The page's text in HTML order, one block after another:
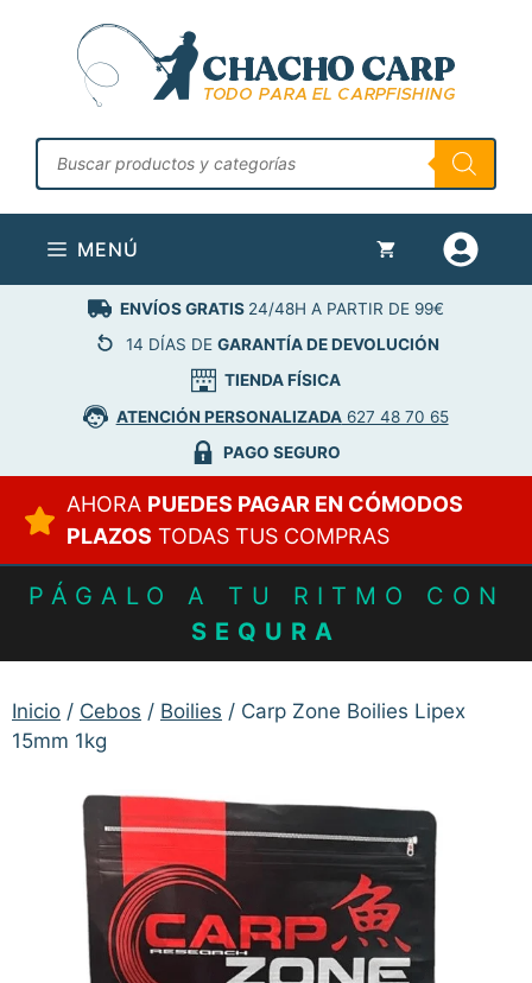
contenido
Búsqueda
de
productos
MENÚ
ENVÍOS GRATIS 24/48H A PARTIR DE 99€
14 DÍAS DE GARANTÍA DE DEVOLUCIÓN
TIENDA FÍSICA
ATENCIÓN PERSONALIZADA627 48 70 65
PAGO SEGURO
AHORA PUEDES PAGAR EN CÓMODOS
PLAZOS TODAS TUS COMPRAS
PÁGALO A TU RITMO CON
SEQURA
Inicio / Cebos / Boilies / Carp Zone Boilies Lipex
15mm 1kg